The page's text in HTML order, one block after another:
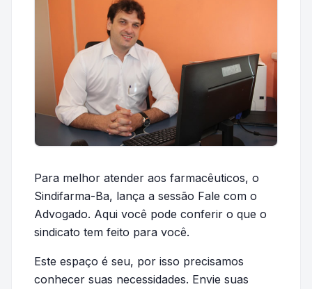
Para melhor atender aos farmacêuticos, o
Sindifarma-Ba, lança a sessão Fale com o
Advogado. Aqui você pode conferir o que o
sindicato tem feito para você.
Este espaço é seu, por isso precisamos
conhecer suas necessidades. Envie suas